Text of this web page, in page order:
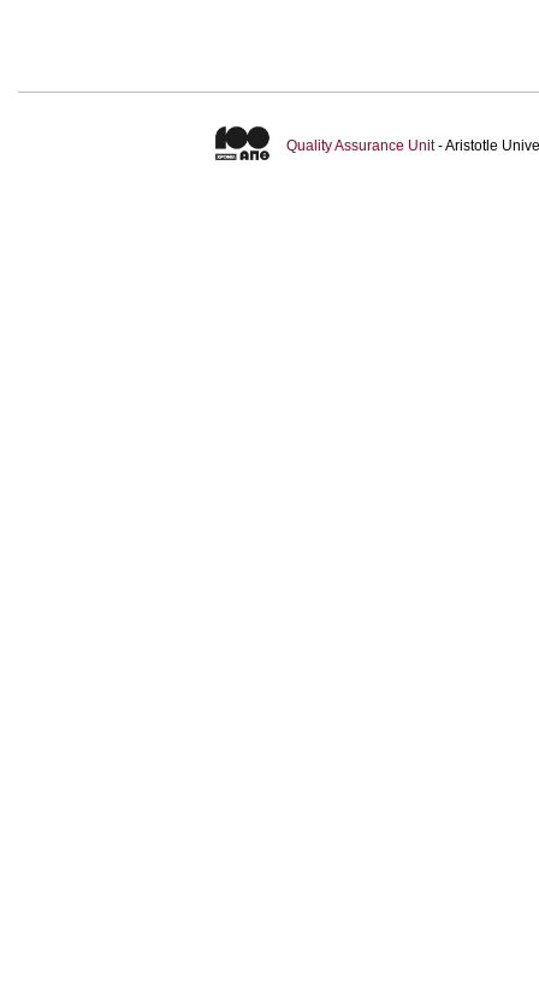
Quality Assurance Unit- Aristotle